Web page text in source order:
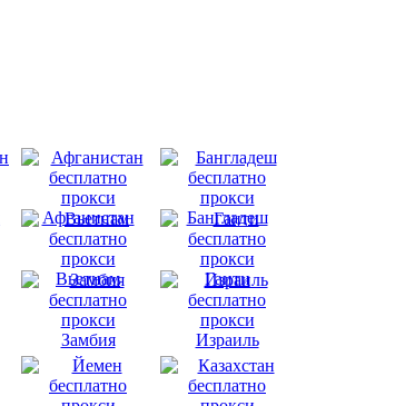
Афганистан Бангладеш
Вьетнам Гаити
Замбия Израиль